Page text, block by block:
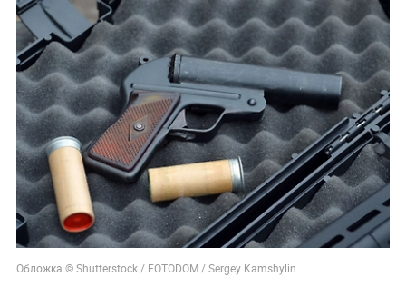
Обложка © Shutterstock / FOTODOM / Sergey Kamshylin